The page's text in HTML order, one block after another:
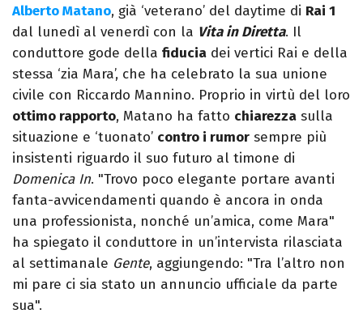
Alberto Matano, già ‘veterano’ del daytime di Rai 1
dal lunedì al venerdì con la Vita in Diretta. Il
conduttore gode della fiducia dei vertici Rai e della
stessa ‘zia Mara’, che ha celebrato la sua unione
civile con Riccardo Mannino. Proprio in virtù del loro
ottimo rapporto, Matano ha fatto chiarezza sulla
situazione e ‘tuonato’ contro i rumor sempre più
insistenti riguardo il suo futuro al timone di
Domenica In. "Trovo poco elegante portare avanti
fanta-avvicendamenti quando è ancora in onda
una professionista, nonché un’amica, come Mara"
ha spiegato il conduttore in un’intervista rilasciata
al settimanale Gente, aggiungendo: "Tra l’altro non
mi pare ci sia stato un annuncio ufficiale da parte
sua".